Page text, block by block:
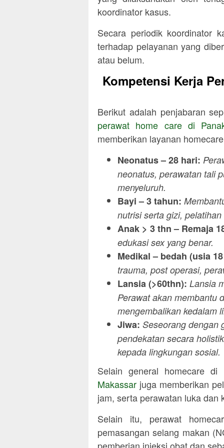
koordinator kasus.
Secara periodik koordinator
terhadap pelayanan yang
atau belum.
Kompetensi Kerja
Berikut adalah penjabaran
perawat home care di
memberikan layanan
Neonatus – 28 hari:
neonatus, perawatan tali
menyeluruh.
Bayi – 3 tahun:
nutrisi serta gizi,
Anak > 3 thn – Remaja
edukasi sex yang benar.
Medikal – bedah (usia
trauma, post operasi,
Lansia (>60thn): Lansia
Perawat akan membantu
mengembalikan kedalam
Jiwa: Seseorang dengan
pendekatan secara
kepada lingkungan sosial.
Selain general homecare
Makassar juga memberikan
jam, serta perawatan luka dan
Selain itu, perawat
pemasangan selang makan